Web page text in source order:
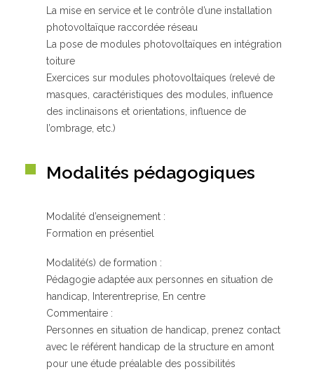
La mise en service et le contrôle d’une installation
photovoltaïque raccordée réseau
La pose de modules photovoltaïques en intégration
toiture
Exercices sur modules photovoltaïques (relevé de
masques, caractéristiques des modules, influence
des inclinaisons et orientations, influence de
l’ombrage, etc.)
Modalités pédagogiques
Modalité d’enseignement :
Formation en présentiel
Modalité(s) de formation :
Pédagogie adaptée aux personnes en situation de
handicap, Interentreprise, En centre
Commentaire :
Personnes en situation de handicap, prenez contact
avec le référent handicap de la structure en amont
pour une étude préalable des possibilités